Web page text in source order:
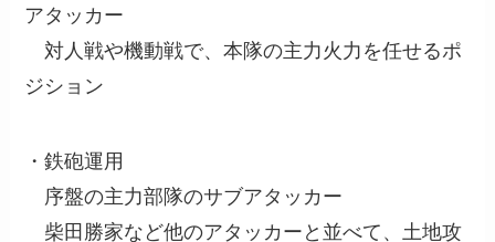
アタッカー
対人戦や機動戦で、本隊の主力火力を任せるポ
ジション
・鉄砲運用
序盤の主力部隊のサブアタッカー
柴田勝家など他のアタッカーと並べて、土地攻